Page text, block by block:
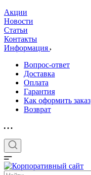
Акции
Новости
Статьи
Контакты
Информация
Вопрос-ответ
Доставка
Оплата
Гарантия
Как оформить заказ
Возврат